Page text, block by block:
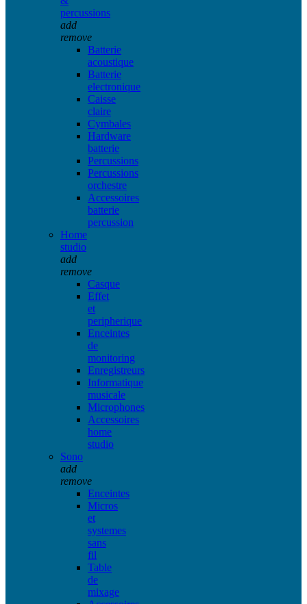
percussions
add
remove
Batterie
acoustique
Batterie
electronique
Caisse
claire
Cymbales
Hardware
batterie
Percussions
Percussions
orchestre
Accessoires
batterie
percussion
Home
studio
add
remove
Casque
Effet
et
peripherique
Enceintes
de
monitoring
Enregistreurs
Informatique
musicale
Microphones
Accessoires
home
studio
Sono
add
remove
Enceintes
Micros
et
systemes
sans
fil
Table
de
mixage